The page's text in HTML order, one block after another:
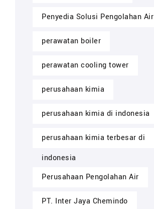
Penyedia Solusi Pengolahan Air
perawatan boiler
perawatan cooling tower
perusahaan kimia
perusahaan kimia di indonesia
perusahaan kimia terbesar di
indonesia
Perusahaan Pengolahan Air
PT. Inter Jaya Chemindo